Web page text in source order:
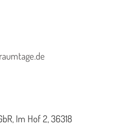
Im Hof 2, 36318